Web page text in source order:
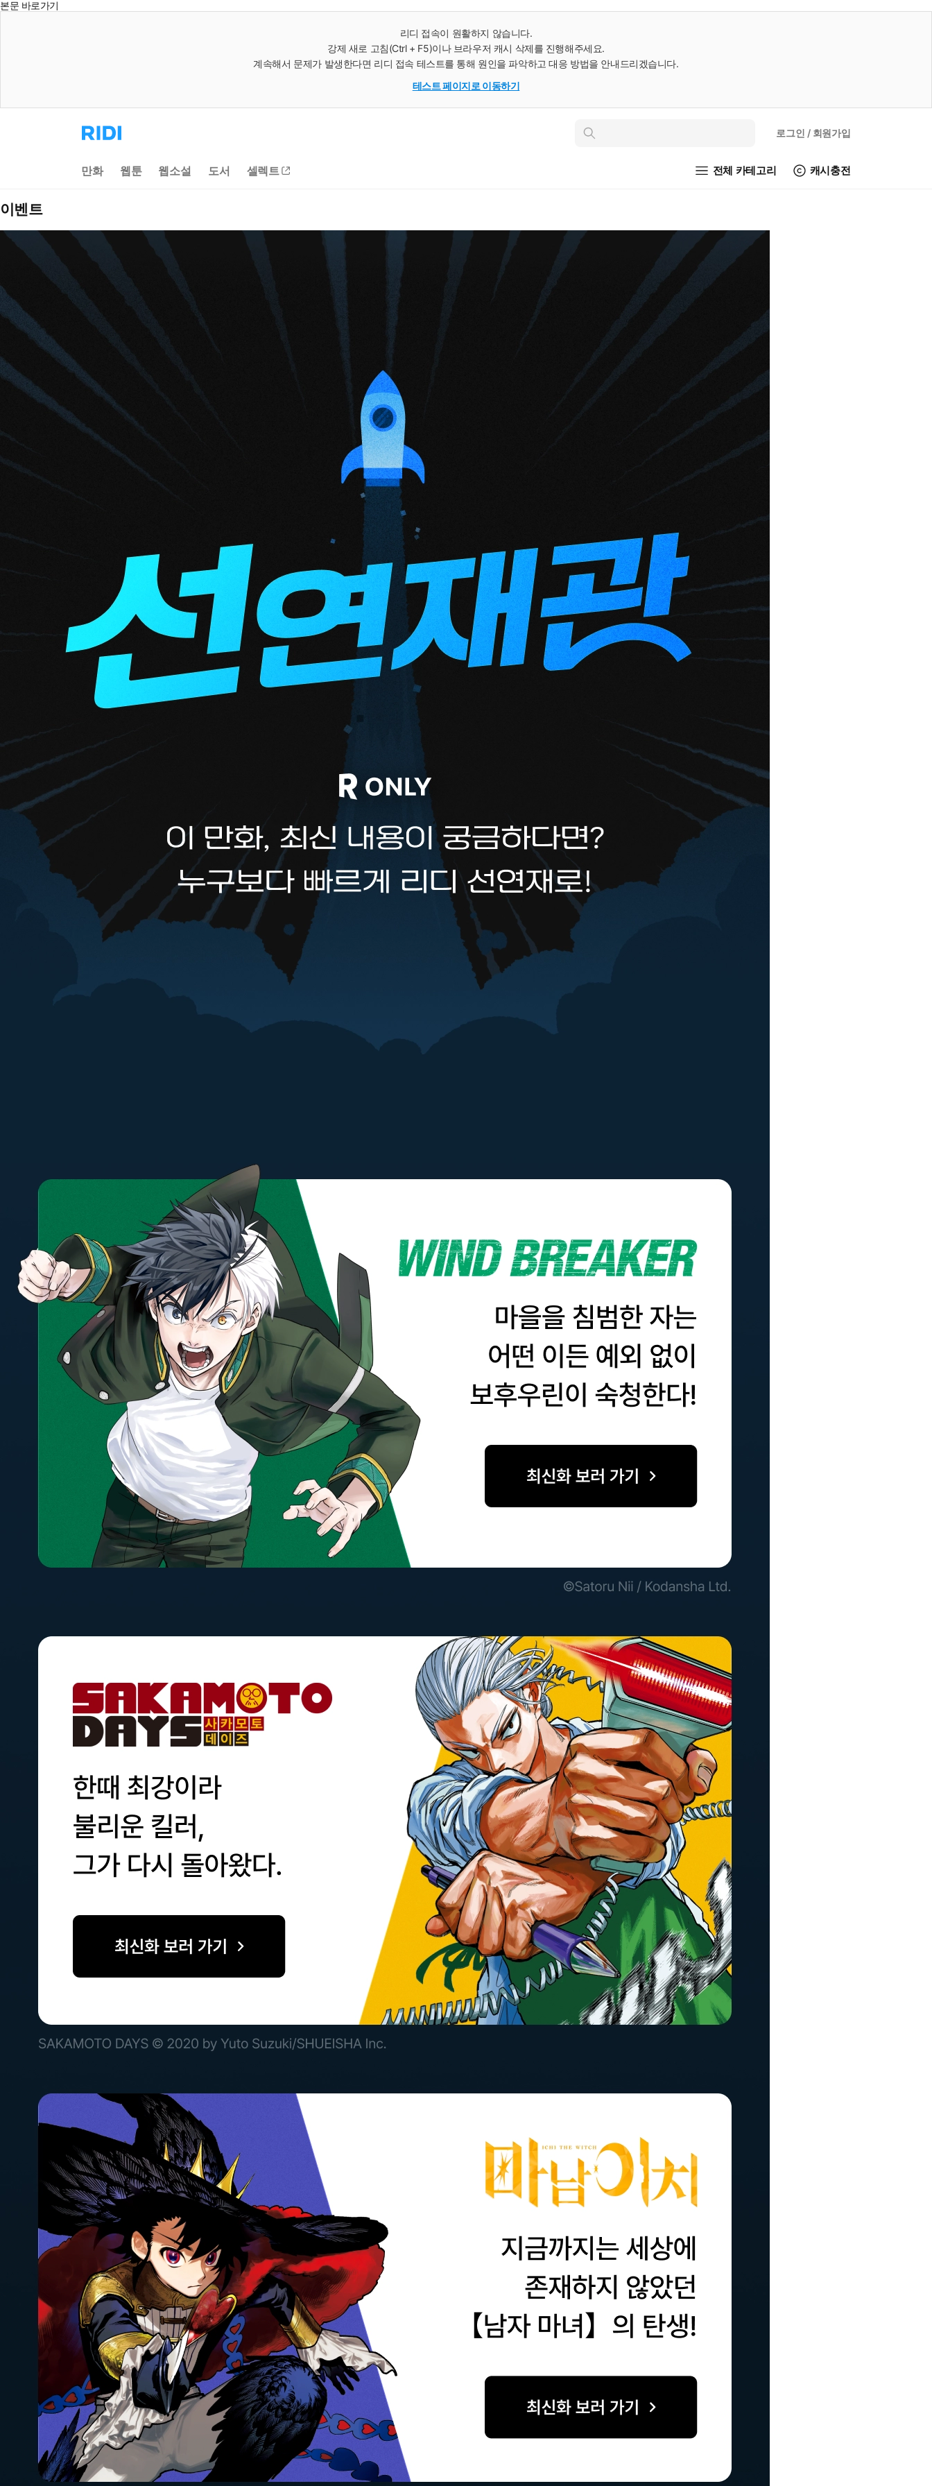
본문 바로가기
리디 접속이 원활하지 않습니다.
강제 새로 고침(Ctrl + F5)이나 브라우저 캐시 삭제를 진행해주세요.
계속해서 문제가 발생한다면 리디 접속 테스트를 통해 원인을 파악하고 대응 방법을 안내드리겠습니다.
테스트 페이지로 이동하기
리
디
으
로
인
로그인 / 회원가입
만화 웹툰 웹소설 도서 셀렉트 전체 카테고리 캐시충전
이벤트